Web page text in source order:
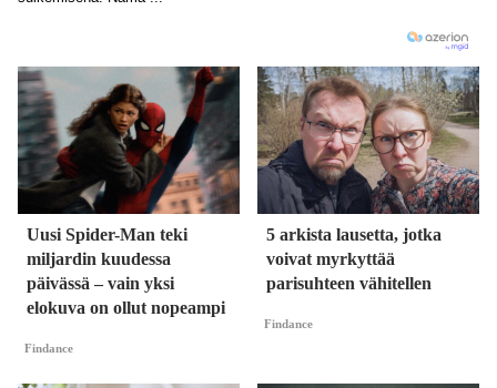
Uusi Spider-Man teki
miljardin kuudessa
päivässä – vain yksi
elokuva on ollut nopeampi
Findance
5 arkista lausetta, jotka
voivat myrkyttää
parisuhteen vähitellen
Findance